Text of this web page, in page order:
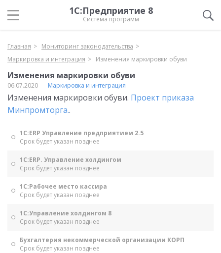
1С:Предприятие 8
Система программ
Главная
Мониторинг законодательства
Маркировка и интеграция
Изменения маркировки обуви
Изменения маркировки обуви
06.07.2020 Маркировка и интеграция
Изменения маркировки обуви. Проект приказа
Минпромторга..
1С:ERP Управление предприятием 2.5
Срок будет указан позднее
1С:ERP. Управление холдингом
Срок будет указан позднее
1С:Рабочее место кассира
Срок будет указан позднее
1С:Управление холдингом 8
Срок будет указан позднее
Бухгалтерия некоммерческой организации КОРП
Срок будет указан позднее